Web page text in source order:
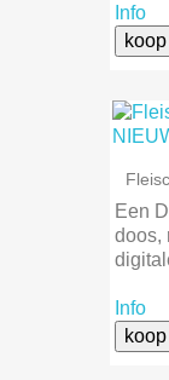
Info
Een
doos,
Info